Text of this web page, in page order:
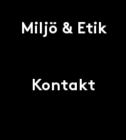
Miljö & Etik
Kontakt